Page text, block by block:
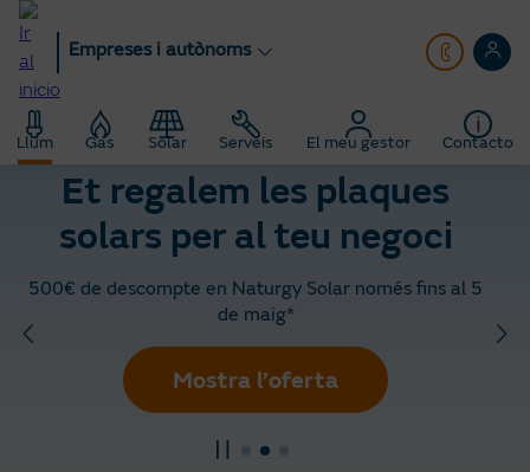
Anar
contingut
principal
Empreses i autònoms
Llum Gas Solar Serveis El meu gestor Contacto
Empreses i autònoms Llum Llum per a bars i restaurants
Et regalem les plaques
solars per al teu negoci
500€ de descompte en Naturgy Solar només fins al 5
de maig*
Mostra l’oferta